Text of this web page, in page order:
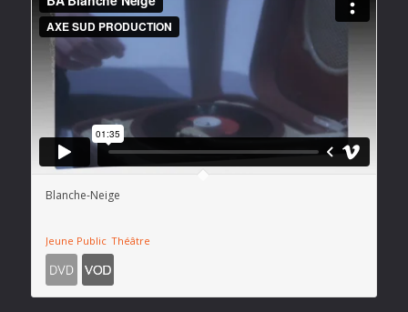
Blanche-Neige
Jeune Public Théâtre